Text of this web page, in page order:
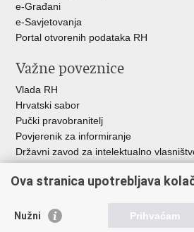
e-Građani
e-Savjetovanja
Portal otvorenih podataka RH
Važne poveznice
Vlada RH
Hrvatski sabor
Pučki pravobranitelj
Povjerenik za informiranje
Državni zavod za intelektualno
HAKOM
Ostale poveznice
Ova stranica upotrebljava
Nužni Prihvaćam